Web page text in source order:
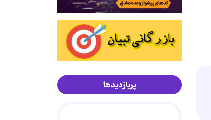
پربازدیدها